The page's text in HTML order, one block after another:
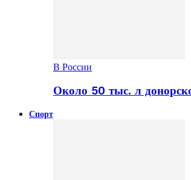
В России
Около 50 тыс. л
Спорт